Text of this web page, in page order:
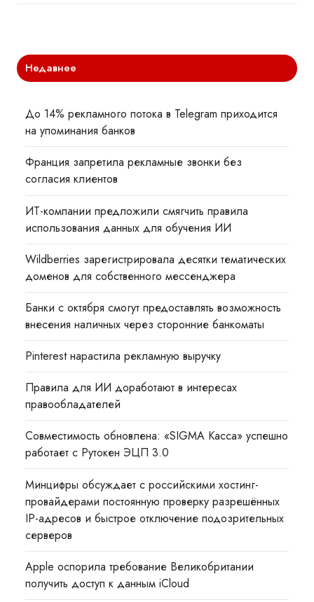
Недавнее
До 14% рекламного потока в Telegram приходится
на упоминания банков
Франция запретила рекламные звонки без
согласия клиентов
ИТ-компании предложили смягчить правила
использования данных для обучения ИИ
Wildberries зарегистрировала десятки тематических
доменов для собственного мессенджера
Банки с октября смогут предоставлять возможность
внесения наличных через сторонние банкоматы
Pinterest нарастила рекламную выручку
Правила для ИИ доработают в интересах
правообладателей
Совместимость обновлена: «SIGMA Касса» успешно
работает с Рутокен ЭЦП 3.0
Минцифры обсуждает с российскими хостинг-
провайдерами постоянную проверку разрешённых
IP-адресов и быстрое отключение подозрительных
серверов
Apple оспорила требование Великобритании
получить доступ к данным iCloud